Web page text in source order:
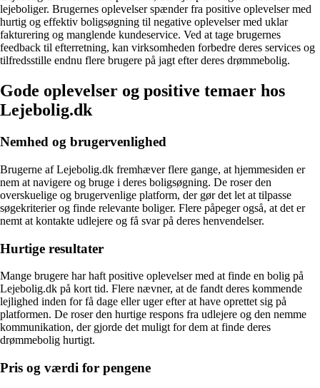
lejeboliger. Brugernes oplevelser spænder fra positive oplevelser med
hurtig og effektiv boligsøgning til negative oplevelser med uklar
fakturering og manglende kundeservice. Ved at tage brugernes
feedback til efterretning, kan virksomheden forbedre deres services og
tilfredsstille endnu flere brugere på jagt efter deres drømmebolig.
Gode oplevelser og positive temaer hos
Lejebolig.dk
Nemhed og brugervenlighed
Brugerne af Lejebolig.dk fremhæver flere gange, at hjemmesiden er
nem at navigere og bruge i deres boligsøgning. De roser den
overskuelige og brugervenlige platform, der gør det let at tilpasse
søgekriterier og finde relevante boliger. Flere påpeger også, at det er
nemt at kontakte udlejere og få svar på deres henvendelser.
Hurtige resultater
Mange brugere har haft positive oplevelser med at finde en bolig på
Lejebolig.dk på kort tid. Flere nævner, at de fandt deres kommende
lejlighed inden for få dage eller uger efter at have oprettet sig på
platformen. De roser den hurtige respons fra udlejere og den nemme
kommunikation, der gjorde det muligt for dem at finde deres
drømmebolig hurtigt.
Pris og værdi for pengene